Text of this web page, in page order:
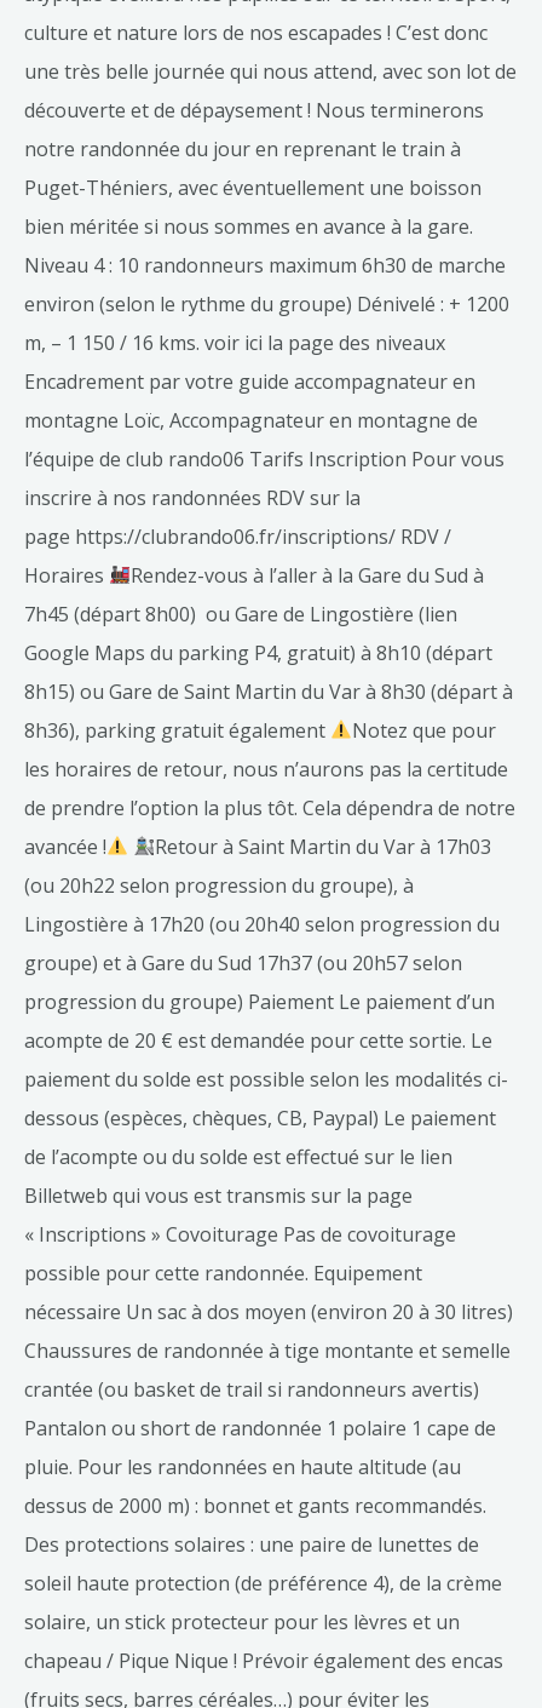
culture et nature lors de nos escapades ! C’est donc
une très belle journée qui nous attend, avec son lot de
découverte et de dépaysement ! Nous terminerons
notre randonnée du jour en reprenant le train à
Puget-Théniers, avec éventuellement une boisson
bien méritée si nous sommes en avance à la gare.
Niveau 4 : 10 randonneurs maximum 6h30 de marche
environ (selon le rythme du groupe) Dénivelé : + 1200
m, – 1 150 / 16 kms. voir ici la page des niveaux
Encadrement par votre guide accompagnateur en
montagne Loïc, Accompagnateur en montagne de
l’équipe de club rando06 Tarifs Inscription Pour vous
inscrire à nos randonnées RDV sur la
page https://clubrando06.fr/inscriptions/ RDV /
Horaires
Rendez-vous à l’aller à la Gare du Sud à
7h45 (départ 8h00) ou Gare de Lingostière (lien
Google Maps du parking P4, gratuit) à 8h10 (départ
8h15) ou Gare de Saint Martin du Var à 8h30 (départ à
8h36), parking gratuit également
Notez que pour
les horaires de retour, nous n’aurons pas la certitude
de prendre l’option la plus tôt. Cela dépendra de notre
avancée !
Retour à Saint Martin du Var à 17h03
(ou 20h22 selon progression du groupe), à
Lingostière à 17h20 (ou 20h40 selon progression du
groupe) et à Gare du Sud 17h37 (ou 20h57 selon
progression du groupe) Paiement Le paiement d’un
acompte de 20 € est demandée pour cette sortie. Le
paiement du solde est possible selon les modalités ci-
dessous (espèces, chèques, CB, Paypal) Le paiement
de l’acompte ou du solde est effectué sur le lien
Billetweb qui vous est transmis sur la page
« Inscriptions » Covoiturage Pas de covoiturage
possible pour cette randonnée. Equipement
nécessaire Un sac à dos moyen (environ 20 à 30 litres)
Chaussures de randonnée à tige montante et semelle
crantée (ou basket de trail si randonneurs avertis)
Pantalon ou short de randonnée 1 polaire 1 cape de
pluie. Pour les randonnées en haute altitude (au
dessus de 2000 m) : bonnet et gants recommandés.
Des protections solaires : une paire de lunettes de
soleil haute protection (de préférence 4), de la crème
solaire, un stick protecteur pour les lèvres et un
chapeau / Pique Nique ! Prévoir également des encas
(fruits secs, barres céréales…) pour éviter les